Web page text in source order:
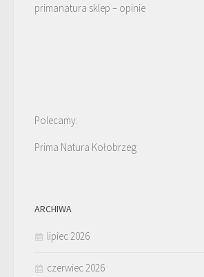
primanatura sklep – opinie
Polecamy:
Prima Natura Kołobrzeg
ARCHIWA
lipiec 2026
czerwiec 2026